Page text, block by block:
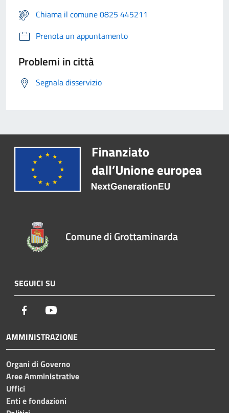
Chiama il comune 0825 445211
Prenota un appuntamento
Problemi in città
Segnala disservizio
Comune di Grottaminarda
SEGUICI SU
Facebook
AMMINISTRAZIONE
Organi di Governo
Aree Amministrative
Uffici
Enti e fondazioni